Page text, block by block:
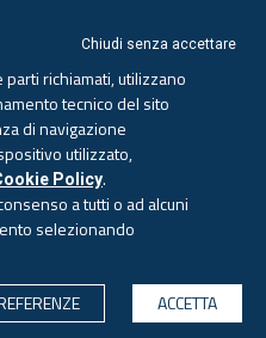
Aggiornato alle 6.00
Chiudi senza accettare
richiamati, utilizzano
tecnico del sito
di navigazione
utilizzato,
Policy.
a tutti o ad alcuni
selezionando
ACCETTA